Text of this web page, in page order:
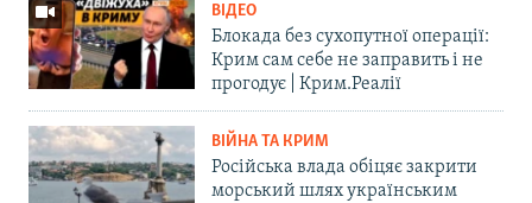
ВІДЕО
Блокада без сухопутної операції:
Крим сам себе не заправить і не
прогодує | Крим.Реалії
ВІЙНА ТА КРИМ
Російська влада обіцяє закрити
морський шлях українським